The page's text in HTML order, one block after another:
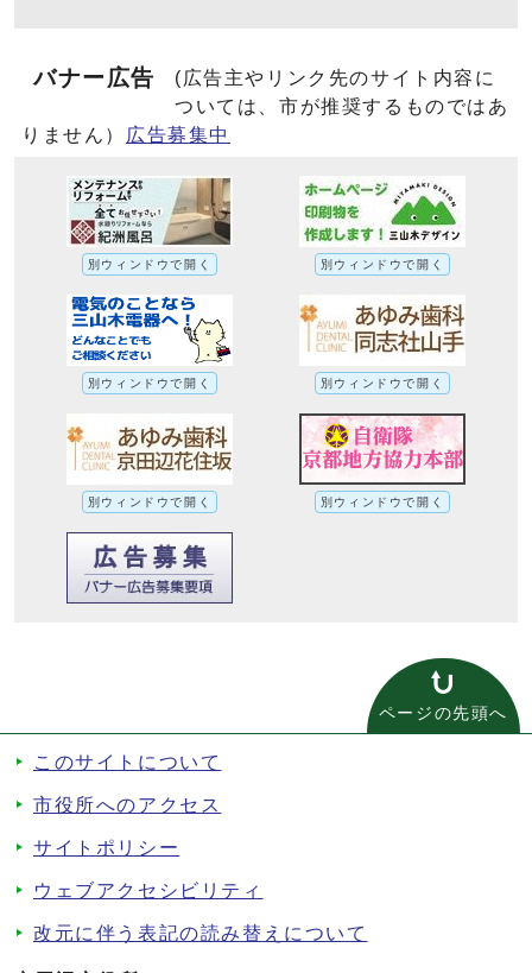
バナー広告
(広告主やリンク先のサイト内容に
ついては、市が推奨するものではあ
りません）
広告募集中
別ウィンドウで開く 別ウィンドウで開く
別ウィンドウで開く 別ウィンドウで開く
別ウィンドウで開く 別ウィンドウで開く
ページの先頭へ
このサイトについて
市役所へのアクセス
サイトポリシー
ウェブアクセシビリティ
改元に伴う表記の読み替えについて